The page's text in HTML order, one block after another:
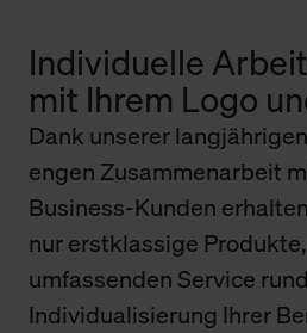
Individuelle
mit Ihrem Logo
Dank unserer
engen Zusammenarbeit
Business-Kunden
nur erstklassige
umfassenden Service
Individualisierung Ihrer